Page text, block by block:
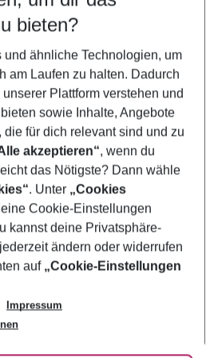
5-8 Nächte
Kinder
anzeigen
bieten?
ähnliche Technologien, um
am Laufen zu halten. Dadurch
Plattform verstehen und
sowie Inhalte, Angebote
für dich relevant sind und zu
akzeptieren“, wenn du
das Nötigste? Dann wähle
. Unter „Cookies
Cookie-Einstellungen
kannst deine Privatsphäre-
ändern oder widerrufen
auf „Cookie-Einstellungen
Impressum